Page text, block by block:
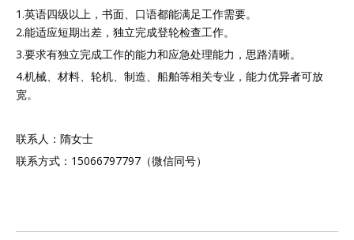
1.英语四级以上，书面、口语都能满足工作需要。
2.能适应短期出差，独立完成登轮检查工作。
3.要求有独立完成工作的能力和应急处理能力，思路清晰。
4.机械、材料、轮机、制造、船舶等相关专业，能力优异者可放
宽。
联系人：隋女士
联系方式：15066797797（微信同号）